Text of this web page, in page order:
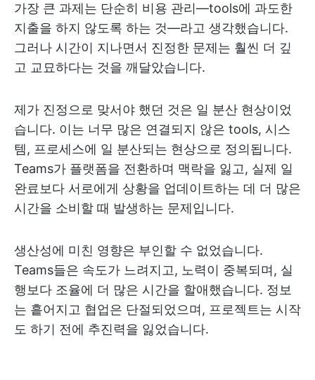
가장 큰 과제는 단순히 비용 관리—tools에 과도한
지출을 하지 않도록 하는 것—라고 생각했습니다.
그러나 시간이 지나면서 진정한 문제는 훨씬 더 깊
고 교묘하다는 것을 깨달았습니다.
제가 진정으로 맞서야 했던 것은 일 분산 현상이었
습니다. 이는 너무 많은 연결되지 않은 tools, 시스
템, 프로세스에 일 분산되는 현상으로 정의됩니다.
Teams가 플랫폼을 전환하며 맥락을 잃고, 실제 일
완료보다 서로에게 상황을 업데이트하는 데 더 많은
시간을 소비할 때 발생하는 문제입니다.
생산성에 미친 영향은 부인할 수 없었습니다.
Teams들은 속도가 느려지고, 노력이 중복되며, 실
행보다 조율에 더 많은 시간을 할애했습니다. 정보
는 흩어지고 협업은 단절되었으며, 프로젝트는 시작
도 하기 전에 추진력을 잃었습니다.